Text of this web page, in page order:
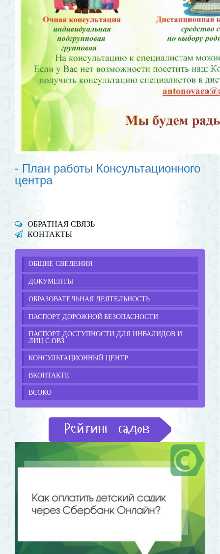
- План работы Консультационного
центра
ОБРАТНАЯ СВЯЗЬ
КОНТАКТЫ
ОБЩИЕ СВЕДЕНИЯ
ДОКУМЕНТЫ
ОБРАЗОВАТЕЛЬНАЯ ДЕЯТЕЛЬНОСТЬ
ПАСПОРТ ДОРОЖНОЙ БЕЗОПАСНОСТИ
ПАСПОРТ ДОСТУПНОСТИ ДЛЯ ИНВАЛИДОВ И
ЛИЦ С ОВЗ
КОНСУЛЬТАЦИОННЫЙ ЦЕНТР
ВКОНТАКТЕ
ВСОКО
Рейтинг садов